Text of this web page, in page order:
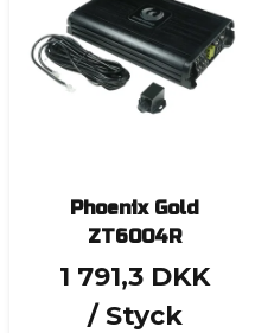
Phoenix Gold
ZT6004R
1 791,3 DKK
/ Styck